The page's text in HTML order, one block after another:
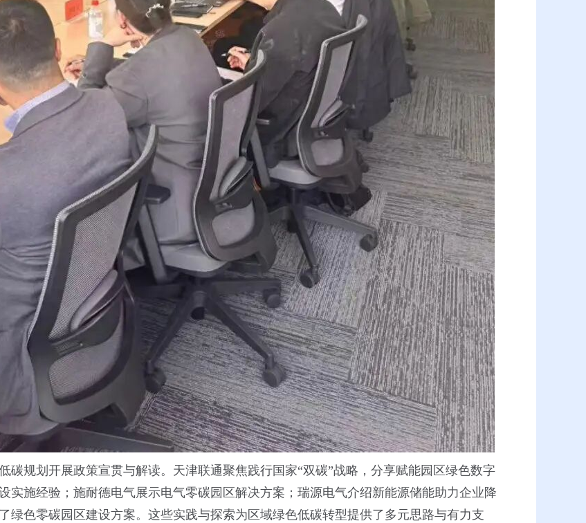
碳规划开展政策宣贯与解读。天津联通聚焦践行国家“双碳”战略，分享赋能园区绿色数字
实施经验；施耐德电气展示电气零碳园区解决方案；瑞源电气介绍新能源储能助力企业降
绿色零碳园区建设方案。这些实践与探索为区域绿色低碳转型提供了多元思路与有力支